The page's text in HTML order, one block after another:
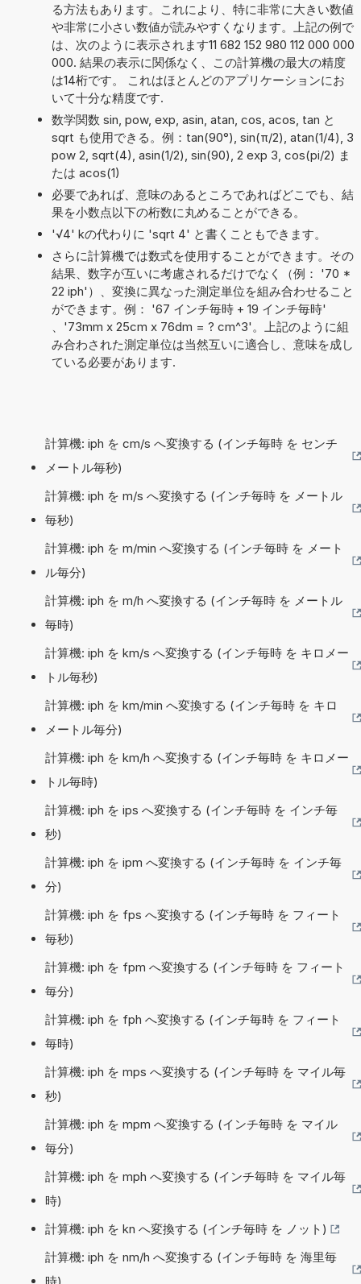
る方法もあります。これにより、特に非常に大きい数値
や非常に小さい数値が読みやすくなります。上記の例で
は、次のように表示されます11 682 152 980 112 000 000
000. 結果の表示に関係なく、この計算機の最大の精度
は14桁です。 これはほとんどのアプリケーションにお
いて十分な精度です.
数学関数 sin, pow, exp, asin, atan, cos, acos, tan と
sqrt も使用できる。例：tan(90°), sin(π/2), atan(1/4), 3
pow 2, sqrt(4), asin(1/2), sin(90), 2 exp 3, cos(pi/2) ま
たは acos(1)
必要であれば、意味のあるところであればどこでも、結
果を小数点以下の桁数に丸めることができる。
'√4' kの代わりに 'sqrt 4' と書くこともできます。
さらに計算機では数式を使用することができます。その
結果、数字が互いに考慮されるだけでなく（例： '70 *
22 iph'）、変換に異なった測定単位を組み合わせること
ができます。例： '67 インチ毎時 + 19 インチ毎時'
、'73mm x 25cm x 76dm = ? cm^3'。上記のように組
み合わされた測定単位は当然互いに適合し、意味を成し
ている必要があります.
計算機: iph を cm/s へ変換する (インチ毎時 を センチ
メートル毎秒)
計算機: iph を m/s へ変換する (インチ毎時 を メートル
毎秒)
計算機: iph を m/min へ変換する (インチ毎時 を メート
ル毎分)
計算機: iph を m/h へ変換する (インチ毎時 を メートル
毎時)
計算機: iph を km/s へ変換する (インチ毎時 を キロメー
トル毎秒)
計算機: iph を km/min へ変換する (インチ毎時 を キロ
メートル毎分)
計算機: iph を km/h へ変換する (インチ毎時 を キロメー
トル毎時)
計算機: iph を ips へ変換する (インチ毎時 を インチ毎
秒)
計算機: iph を ipm へ変換する (インチ毎時 を インチ毎
分)
計算機: iph を fps へ変換する (インチ毎時 を フィート
毎秒)
計算機: iph を fpm へ変換する (インチ毎時 を フィート
毎分)
計算機: iph を fph へ変換する (インチ毎時 を フィート
毎時)
計算機: iph を mps へ変換する (インチ毎時 を マイル毎
秒)
計算機: iph を mpm へ変換する (インチ毎時 を マイル
毎分)
計算機: iph を mph へ変換する (インチ毎時 を マイル毎
時)
計算機: iph を kn へ変換する (インチ毎時 を ノット)
計算機: iph を nm/h へ変換する (インチ毎時 を 海里毎
時)